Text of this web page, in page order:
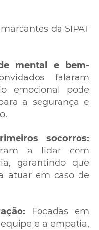
da SIPAT
mental e bem-
falaram
emocional pode
a segurança e
socorros:
a lidar com
garantindo que
atuar em caso de
Focadas em
e a empatia,